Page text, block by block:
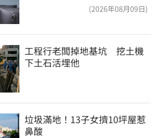
(2026年08月09日)
工程行老闆掉地基坑　挖土機
下土石活埋他
垃圾滿地！13子女擠10坪屋惹
鼻酸